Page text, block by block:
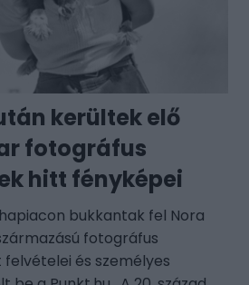
kerültek elő
fotográfus
hitt fényképei
bukkantak fel Nora
fotográfus
és személyes